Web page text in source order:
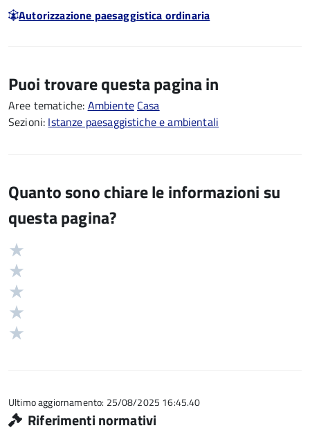
Autorizzazione paesaggistica ordinaria
Puoi trovare questa pagina in
Aree tematiche: Ambiente Casa
Sezioni: Istanze paesaggistiche e ambientali
Quanto sono chiare le informazioni su
questa pagina?
Valutazione
5
Ultimo aggiornamento: 25/08/2025 16:45.40
Riferimenti normativi